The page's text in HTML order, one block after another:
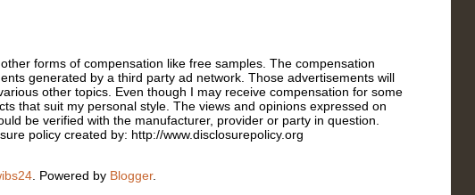
forms of compensation like free samples. The compensation
generated by a third party ad network. Those advertisements will
other topics. Even though I may receive compensation for some
that suit my personal style. The views and opinions expressed on
be verified with the manufacturer, provider or party in question.
policy created by: http://www.disclosurepolicy.org
. Powered by Blogger.